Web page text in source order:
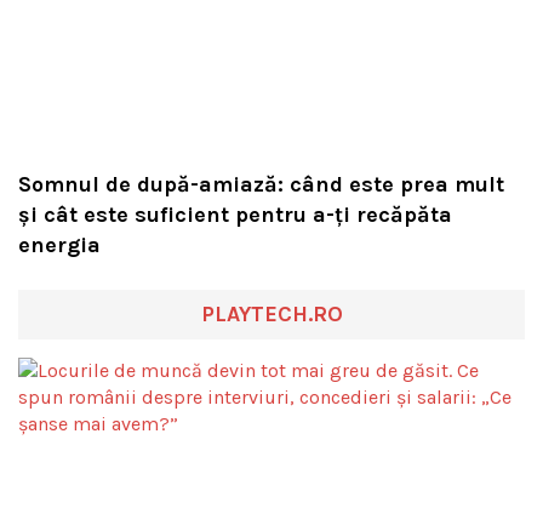
Somnul de după-amiază: când este prea mult
și cât este suficient pentru a-ți recăpăta
energia
PLAYTECH.RO